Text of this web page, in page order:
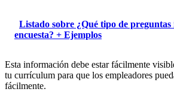
Listado sobre ¿Qué tipo de preguntas
encuesta? + Ejemplos
Esta información debe estar fácilmente
tu currículum para que los empleadores
fácilmente.